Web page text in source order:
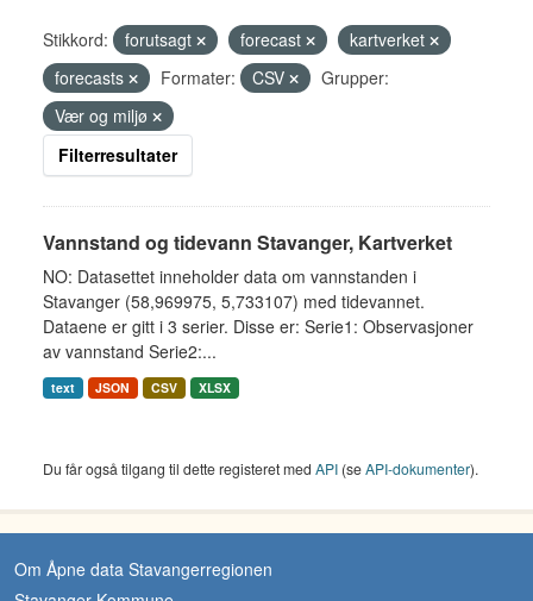
Stikkord: forutsagt forecast
kartverket
forecasts
Formater: CSV
Grupper:
Vær og miljø
Filterresultater
Vannstand og tidevann Stavanger, Kartverket
NO: Datasettet inneholder data om vannstanden i
Stavanger (58,969975, 5,733107) med tidevannet.
Dataene er gitt i 3 serier. Disse er: Serie1: Observasjoner
av vannstand Serie2:...
text JSON CSV XLSX
Du får også tilgang til dette registeret med API (seAPI-dokumenter).
Om Åpne data Stavangerregionen